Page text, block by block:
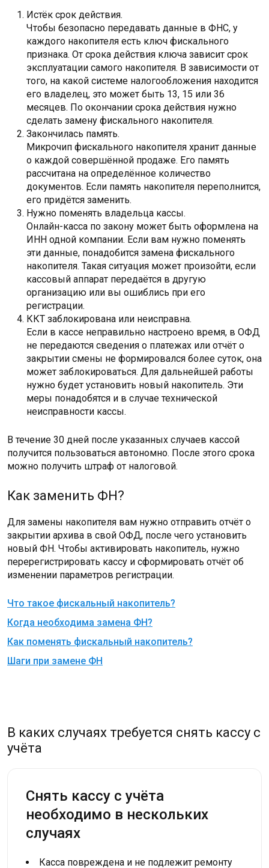
Истёк срок действия.
Чтобы безопасно передавать данные в ФНС, у
каждого накопителя есть ключ фискального
признака. От срока действия ключа зависит срок
эксплуатации самого накопителя. В зависимости от
того, на какой системе налогообложения находится
его владелец, это может быть 13, 15 или 36
месяцев. По окончании срока действия нужно
сделать замену фискального накопителя.
Закончилась память.
Микрочип фискального накопителя хранит данные
о каждой совершённой продаже. Его память
рассчитана на определённое количество
документов. Если память накопителя переполнится,
его придётся заменить.
Нужно поменять владельца кассы.
Онлайн-касса по закону может быть оформлена на
ИНН одной компании. Если вам нужно поменять
эти данные, понадобится замена фискального
накопителя. Такая ситуация может произойти, если
кассовый аппарат передаётся в другую
организацию или вы ошиблись при его
регистрации.
ККТ заблокирована или неисправна.
Если в кассе неправильно настроено время, в ОФД
не передаются сведения о платежах или отчёт о
закрытии смены не формировался более суток, она
может заблокироваться. Для дальнейшей работы
нужно будет установить новый накопитель. Эти
меры понадобятся и в случае технической
неисправности кассы.
В течение 30 дней после указанных случаев кассой
получится пользоваться автономно. После этого срока
можно получить штраф от налоговой.
Как заменить ФН?
Для замены накопителя вам нужно отправить отчёт о
закрытии архива в свой ОФД, после чего установить
новый ФН. Чтобы активировать накопитель, нужно
перерегистрировать кассу и сформировать отчёт об
изменении параметров регистрации.
Что такое фискальный накопитель?
Когда необходима замена ФН?
Как поменять фискальный накопитель?
Шаги при замене ФН
В каких случаях требуется снять кассу с
учёта
Снять кассу с учёта
необходимо в нескольких
случаях
Касса повреждена и не подлежит ремонту